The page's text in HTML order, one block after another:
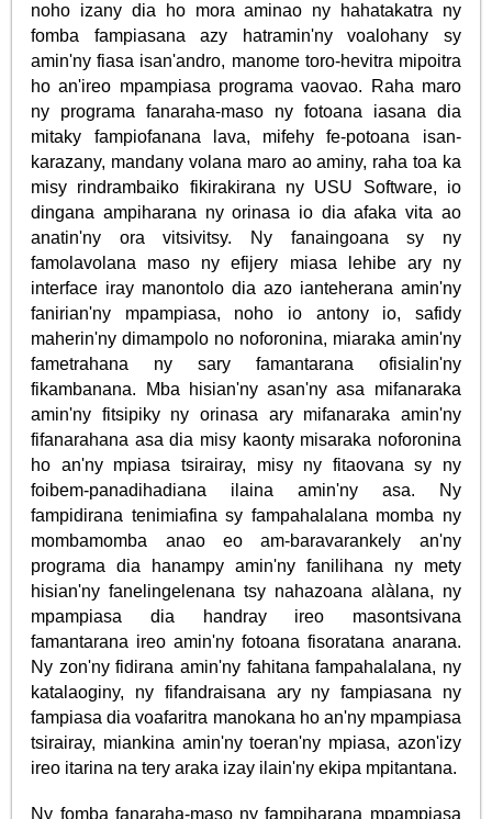
noho izany dia ho mora aminao ny hahatakatra ny
fomba fampiasana azy hatramin'ny voalohany sy
amin'ny fiasa isan'andro, manome toro-hevitra mipoitra
ho an'ireo mpampiasa programa vaovao. Raha maro
ny programa fanaraha-maso ny fotoana iasana dia
mitaky fampiofanana lava, mifehy fe-potoana isan-
karazany, mandany volana maro ao aminy, raha toa ka
misy rindrambaiko fikirakirana ny USU Software, io
dingana ampiharana ny orinasa io dia afaka vita ao
anatin'ny ora vitsivitsy. Ny fanaingoana sy ny
famolavolana maso ny efijery miasa lehibe ary ny
interface iray manontolo dia azo ianteherana amin'ny
fanirian'ny mpampiasa, noho io antony io, safidy
maherin'ny dimampolo no noforonina, miaraka amin'ny
fametrahana ny sary famantarana ofisialin'ny
fikambanana. Mba hisian'ny asan'ny asa mifanaraka
amin'ny fitsipiky ny orinasa ary mifanaraka amin'ny
fifanarahana asa dia misy kaonty misaraka noforonina
ho an'ny mpiasa tsirairay, misy ny fitaovana sy ny
foibem-panadihadiana ilaina amin'ny asa. Ny
fampidirana tenimiafina sy fampahalalana momba ny
mombamomba anao eo am-baravarankely an'ny
programa dia hanampy amin'ny fanilihana ny mety
hisian'ny fanelingelenana tsy nahazoana alàlana, ny
mpampiasa dia handray ireo masontsivana
famantarana ireo amin'ny fotoana fisoratana anarana.
Ny zon'ny fidirana amin'ny fahitana fampahalalana, ny
katalaoginy, ny fifandraisana ary ny fampiasana ny
fampiasa dia voafaritra manokana ho an'ny mpampiasa
tsirairay, miankina amin'ny toeran'ny mpiasa, azon'izy
ireo itarina na tery araka izay ilain'ny ekipa mpitantana.
Ny fomba fanaraha-maso ny fampiharana mpampiasa